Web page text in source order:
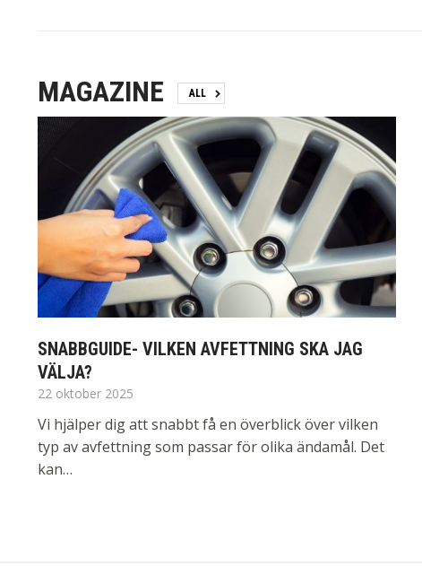
MAGAZINE ALL
SNABBGUIDE- VILKEN AVFETTNING SKA JAG
VÄLJA?
22 oktober 2025
Vi hjälper dig att snabbt få en överblick över vilken
typ av avfettning som passar för olika ändamål. Det
kan…